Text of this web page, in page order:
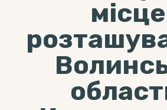
місце